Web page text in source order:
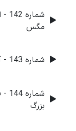
مگس
شماره 143 - آرپژهای تقسیم شده
بزرگ